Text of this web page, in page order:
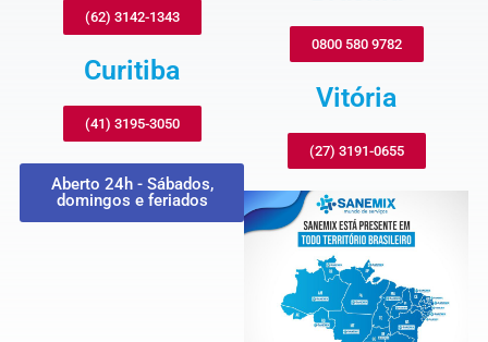
(62) 3142-1343
Curitiba
(41) 3195-3050
Aberto 24h - Sábados,
domingos e feriados
0800 580 9782
Vitória
(27) 3191-0655